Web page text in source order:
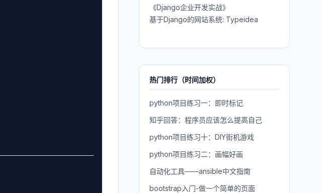
《Django企业开发实战》
基于Django的网站系统: Typeidea
热门排行（时间加权）
python项目练习一：即时标记
知乎回答：程序员应该怎么提高自己
python项目练习十：DIY街机游戏
python项目练习二：画幅好画
自动化工具——ansible中文指南
bootstrap入门-做一个简单的页面